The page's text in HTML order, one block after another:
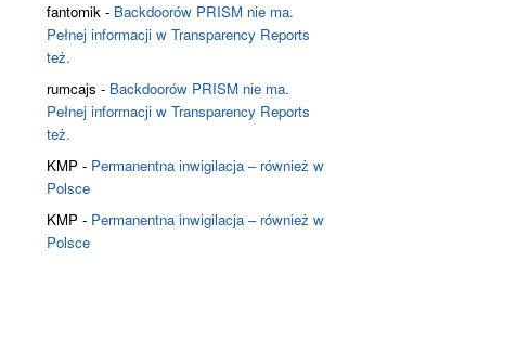
fantomik- Backdoorów PRISM nie ma.
Pełnej informacji w Transparency Reports
też.
rumcajs - Backdoorów PRISM nie ma.
Pełnej informacji w Transparency Reports
też.
KMP- Permanentna inwigilacja – również w
Polsce
KMP- Permanentna inwigilacja – również w
Polsce